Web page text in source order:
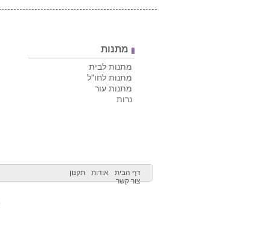
מתנות
מתנות לבית
מתנות לחו"ל
מתנות עור
נרות
דף הבית אודות
תקנון
צור קשר